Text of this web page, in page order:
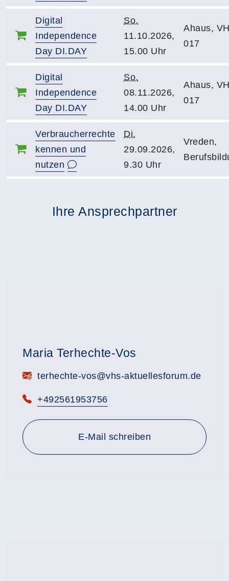
Digital
Independence
Day DI.DAY
So.
11.10.2026,
15.00 Uhr
Ahaus,
017
Digital
Independence
Day DI.DAY
So.
08.11.2026,
14.00 Uhr
Ahaus,
017
Verbraucherrechte
kennen und
nutzen
Di.
29.09.2026,
9.30 Uhr
Vreden,
Ihre Ansprechpartner
Maria Terhechte-Vos
E-Mail:terhechte-vos@vhs-aktuellesforum.de
Telefon:
+492561953756
E-Mail schreiben